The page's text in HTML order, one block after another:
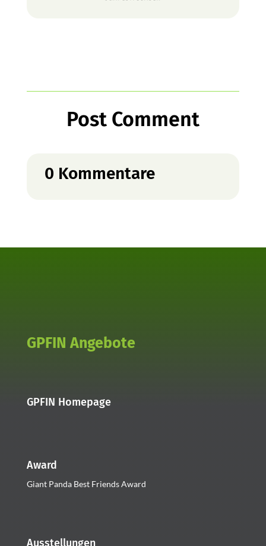
Post Comment
0 Kommentare
GPFIN Angebote
GPFIN Homepage
Award
Giant Panda Best Friends Award
Ausstellungen